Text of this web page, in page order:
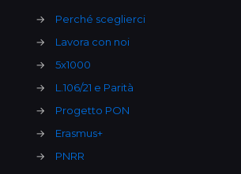
→
Perché sceglierci
→
Lavora con noi
→
5x1000
→
L.106/21 e Parità
→
Progetto PON
→
Erasmus+
→
PNRR